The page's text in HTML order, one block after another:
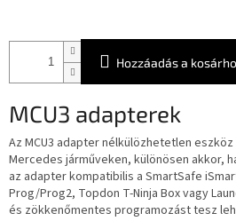
Hozzáadás a
MCU3 adapterek
Az MCU3 adapter nélkülözhetetlen
Mercedes járműveken, különösen akkor,
az adapter kompatibilis a SmartSafe
Prog/Prog2, Topdon T-Ninja Box vagy
és zökkenőmentes programozást tesz